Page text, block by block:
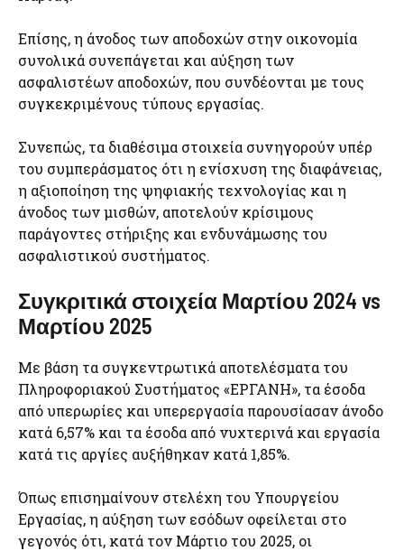
Επίσης, η άνοδος των αποδοχών στην οικονομία
συνολικά συνεπάγεται και αύξηση των
ασφαλιστέων αποδοχών, που συνδέονται με τους
συγκεκριμένους τύπους εργασίας.
Συνεπώς, τα διαθέσιμα στοιχεία συνηγορούν υπέρ
του συμπεράσματος ότι η ενίσχυση της διαφάνειας,
η αξιοποίηση της ψηφιακής τεχνολογίας και η
άνοδος των μισθών, αποτελούν κρίσιμους
παράγοντες στήριξης και ενδυνάμωσης του
ασφαλιστικού συστήματος.
Συγκριτικά στοιχεία Μαρτίου 2024 vs
Μαρτίου 2025
Με βάση τα συγκεντρωτικά αποτελέσματα του
Πληροφοριακού Συστήματος «ΕΡΓΑΝΗ», τα έσοδα
από υπερωρίες και υπερεργασία παρουσίασαν άνοδο
κατά 6,57% και τα έσοδα από νυχτερινά και εργασία
κατά τις αργίες αυξήθηκαν κατά 1,85%.
Όπως επισημαίνουν στελέχη του Υπουργείου
Εργασίας, η αύξηση των εσόδων οφείλεται στο
γεγονός ότι, κατά τον Μάρτιο του 2025, οι